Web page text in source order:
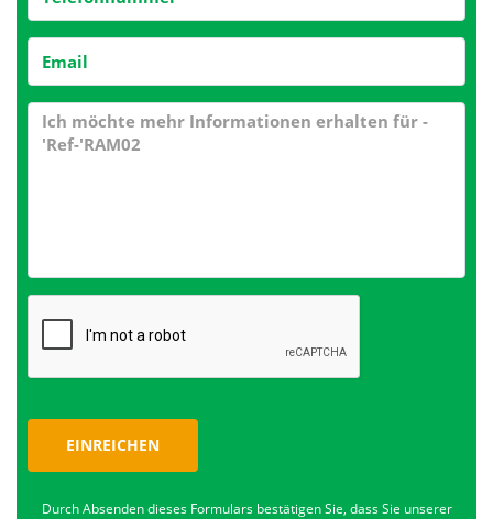
EINREICHEN
Durch Absenden dieses Formulars bestätigen Sie, dass Sie unserer